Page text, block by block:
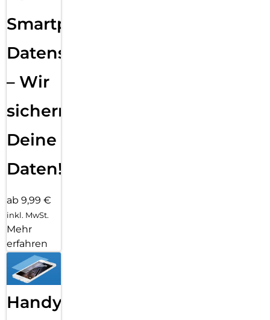
Smartphone
Datensicherung
– Wir
sichern
Deine
Daten!
ab 9,99 €
inkl. MwSt.
Mehr
erfahren
Handy